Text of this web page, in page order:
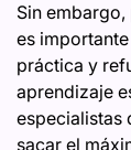
Sin
es
práctica y
aprendizaje
especialistas
sacar el